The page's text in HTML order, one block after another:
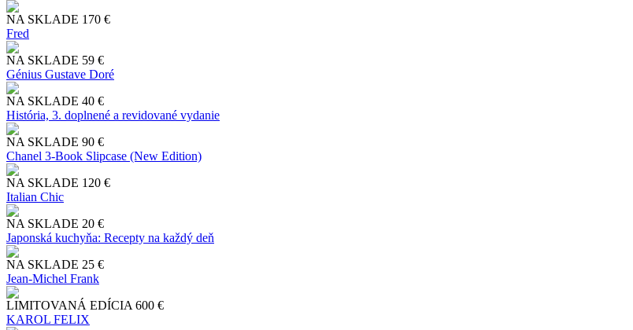
NA SKLADE 170 €
Fred
NA SKLADE 59 €
Génius Gustave Doré
NA SKLADE 40 €
História, 3. doplnené a revidované vydanie
NA SKLADE 90 €
Chanel 3-Book Slipcase (New Edition)
NA SKLADE 120 €
Italian Chic
NA SKLADE 20 €
Japonská kuchyňa: Recepty na každý deň
NA SKLADE 25 €
Jean-Michel Frank
LIMITOVANÁ EDÍCIA 600 €
KAROL FELIX